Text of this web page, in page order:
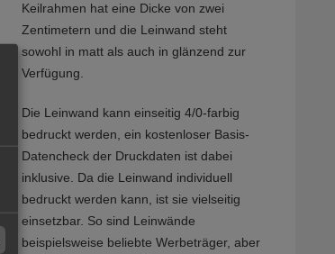
Keilrahmen hat eine Dicke von zwei
Zentimetern und die Leinwand steht
sowohl in matt als auch in glänzend zur
Verfügung.
Die Leinwand kann einseitig 4/0-farbig
bedruckt werden, ein kostenloser Basis-
Datencheck der Druckdaten ist dabei
inklusive. Da die Leinwand individuell
bedruckt werden kann, ist sie vielseitig
einsetzbar. So sind Leinwände
beispielsweise beliebte Werbeträger, aber